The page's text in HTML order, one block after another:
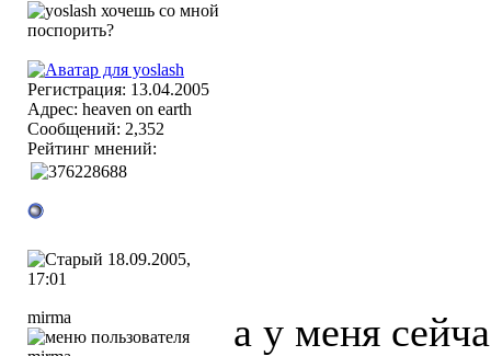
Регистрация: 13.04.2005
Адрес: heaven on earth
Сообщений: 2,352
Рейтинг мнений:
18.09.2005,
17:01
mirma
а у меня